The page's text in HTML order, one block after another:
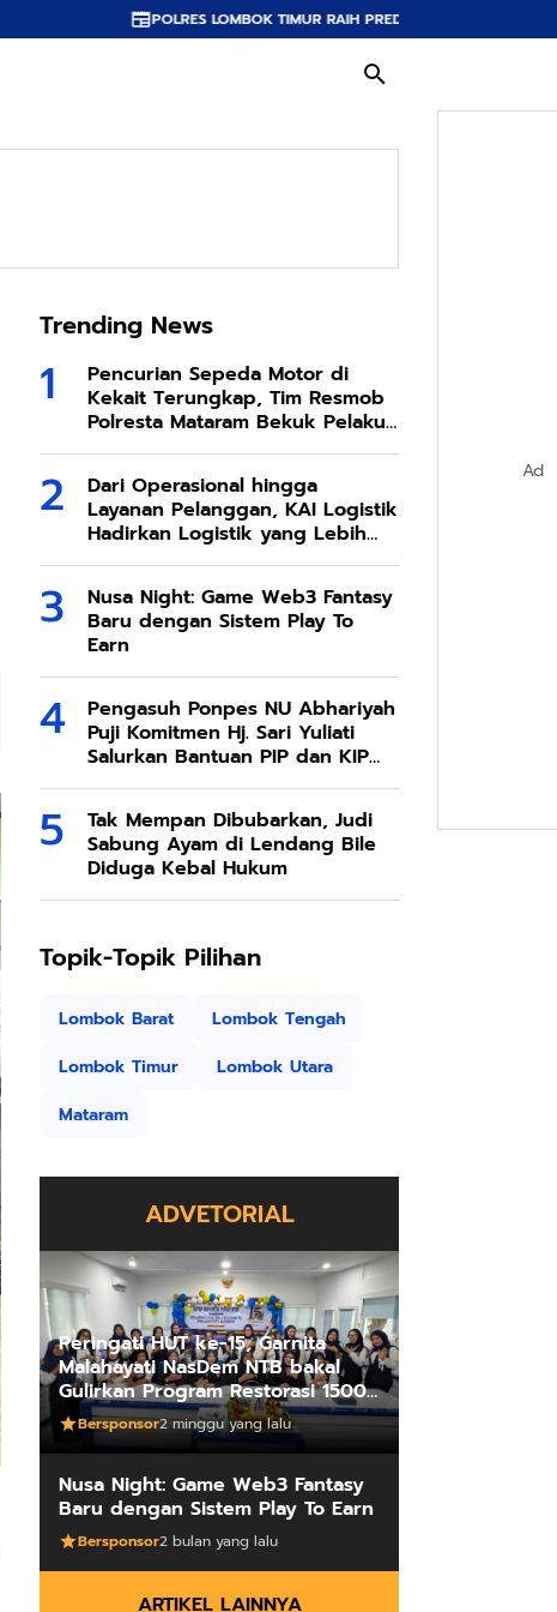
POLRES LOMBOK TIMUR RAIH PREDIKAT A PELAYANAN PRIMA, TERBAIK DI
Trending News
Pencurian Sepeda Motor di
Kekait Terungkap, Tim Resmob
Polresta Mataram Bekuk Pelaku
di Sesela
Dari Operasional hingga
Layanan Pelanggan, KAI Logistik
Hadirkan Logistik yang Lebih
Ramah Lingkungan
Nusa Night: Game Web3 Fantasy
Baru dengan Sistem Play To
Earn
Pengasuh Ponpes NU Abhariyah
Puji Komitmen Hj. Sari Yuliati
Salurkan Bantuan PIP dan KIP
Kuliah Untuk Santri
Tak Mempan Dibubarkan, Judi
Sabung Ayam di Lendang Bile
Diduga Kebal Hukum
Topik-Topik Pilihan
Lombok Barat
Lombok Tengah
Lombok Timur
Lombok Utara
Mataram
ADVETORIAL
Peringati HUT ke-15, Garnita
Malahayati NasDem NTB bakal
Gulirkan Program Restorasi 1500
Kakus Sekolah
Bersponsor2 minggu yang lalu
Nusa Night: Game Web3 Fantasy
Baru dengan Sistem Play To Earn
Bersponsor2 bulan yang lalu
ARTIKEL LAINNYA
Ad